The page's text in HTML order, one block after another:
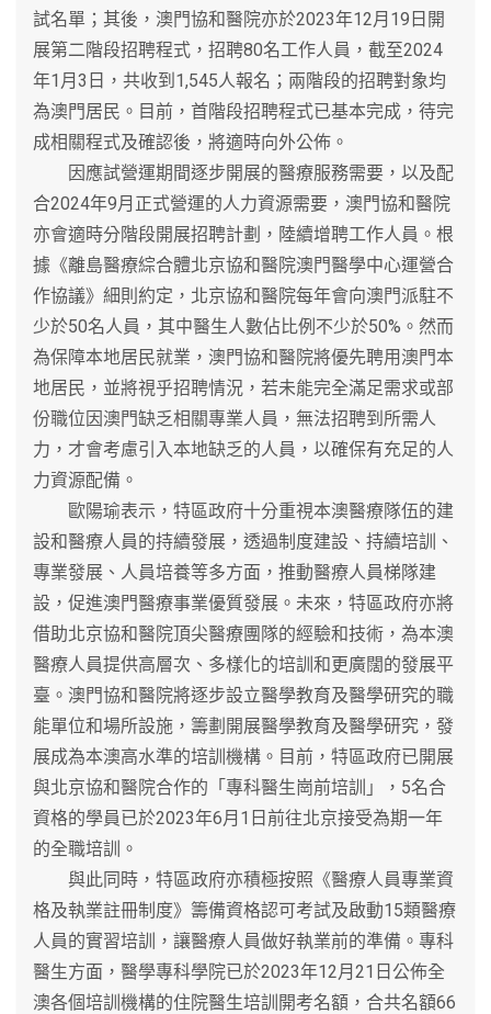
試名單；其後，澳門協和醫院亦於2023年12月19日開
展第二階段招聘程式，招聘80名工作人員，截至2024
年1月3日，共收到1,545人報名；兩階段的招聘對象均
為澳門居民。目前，首階段招聘程式已基本完成，待完
成相關程式及確認後，將適時向外公佈。
因應試營運期間逐步開展的醫療服務需要，以及配
合2024年9月正式營運的人力資源需要，澳門協和醫院
亦會適時分階段開展招聘計劃，陸續增聘工作人員。根
據《離島醫療綜合體北京協和醫院澳門醫學中心運營合
作協議》細則約定，北京協和醫院每年會向澳門派駐不
少於50名人員，其中醫生人數佔比例不少於50%。然而
為保障本地居民就業，澳門協和醫院將優先聘用澳門本
地居民，並將視乎招聘情況，若未能完全滿足需求或部
份職位因澳門缺乏相關專業人員，無法招聘到所需人
力，才會考慮引入本地缺乏的人員，以確保有充足的人
力資源配備。
歐陽瑜表示，特區政府十分重視本澳醫療隊伍的建
設和醫療人員的持續發展，透過制度建設、持續培訓、
專業發展、人員培養等多方面，推動醫療人員梯隊建
設，促進澳門醫療事業優質發展。未來，特區政府亦將
借助北京協和醫院頂尖醫療團隊的經驗和技術，為本澳
醫療人員提供高層次、多樣化的培訓和更廣闊的發展平
臺。澳門協和醫院將逐步設立醫學教育及醫學研究的職
能單位和場所設施，籌劃開展醫學教育及醫學研究，發
展成為本澳高水準的培訓機構。目前，特區政府已開展
與北京協和醫院合作的「專科醫生崗前培訓」，5名合
資格的學員已於2023年6月1日前往北京接受為期一年
的全職培訓。
與此同時，特區政府亦積極按照《醫療人員專業資
格及執業註冊制度》籌備資格認可考試及啟動15類醫療
人員的實習培訓，讓醫療人員做好執業前的準備。專科
醫生方面，醫學專科學院已於2023年12月21日公佈全
澳各個培訓機構的住院醫生培訓開考名額，合共名額66